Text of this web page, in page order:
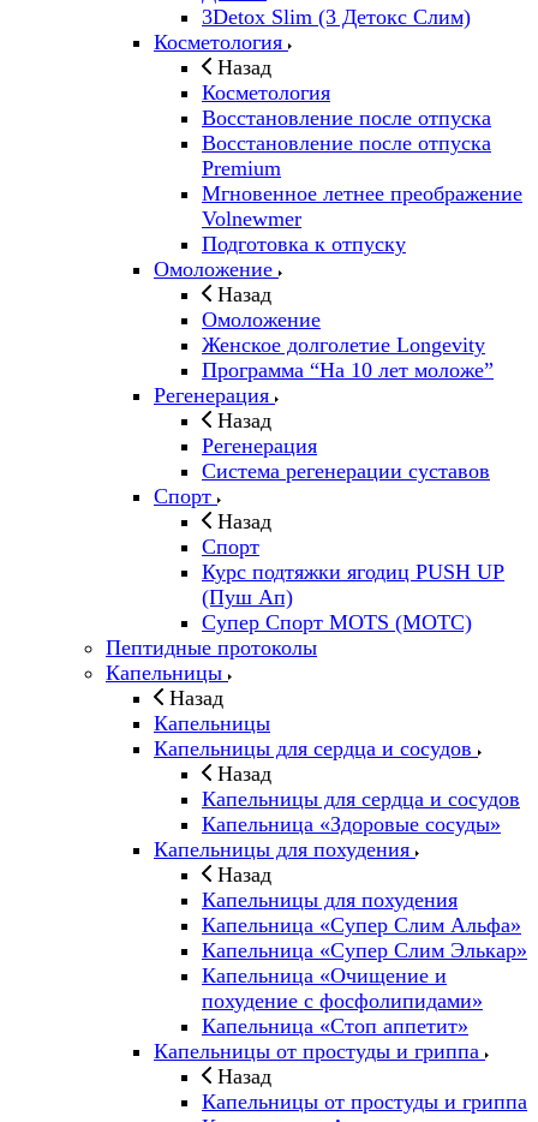
3Detox Slim (3 Детокс Слим)
Косметология
Назад
Косметология
Восстановление после отпуска
Восстановление после отпуска
Premium
Мгновенное летнее преображение
Volnewmer
Подготовка к отпуску
Омоложение
Назад
Омоложение
Женское долголетие Longevity
Программа “На 10 лет моложе”
Регенерация
Назад
Регенерация
Система регенерации суставов
Спорт
Назад
Спорт
Курс подтяжки ягодиц PUSH UP
(Пуш Ап)
Супер Спорт MOTS (МОТС)
Пептидные протоколы
Капельницы
Назад
Капельницы
Капельницы для сердца и сосудов
Назад
Капельницы для сердца и сосудов
Капельница «Здоровые сосуды»
Капельницы для похудения
Назад
Капельницы для похудения
Капельница «Супер Слим Альфа»
Капельница «Супер Слим Элькар»
Капельница «Очищение и
похудение с фосфолипидами»
Капельница «Стоп аппетит»
Капельницы от простуды и гриппа
Назад
Капельницы от простуды и гриппа